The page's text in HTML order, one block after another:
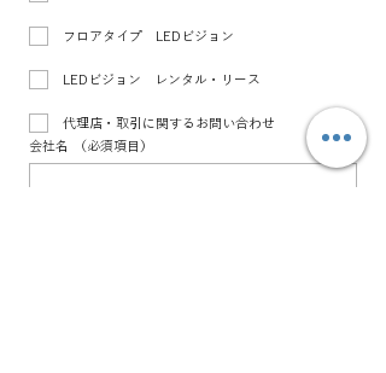
フロアタイプ LEDビジョン
LEDビジョン レンタル・リース
代理店・取引に関するお問い合わせ
会社名
（必須項目）